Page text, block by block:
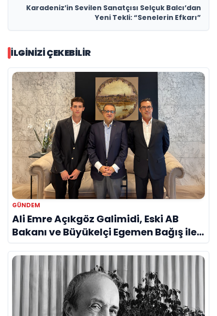
Karadeniz’in Sevilen Sanatçısı Selçuk Balcı’dan
Yeni Tekli: “Senelerin Efkarı”
İLGINIZI ÇEKEBILIR
GÜNDEM
Ali Emre Açıkgöz Galimidi, Eski AB
Bakanı ve Büyükelçi Egemen Bağış ile
Bir Araya Geldi